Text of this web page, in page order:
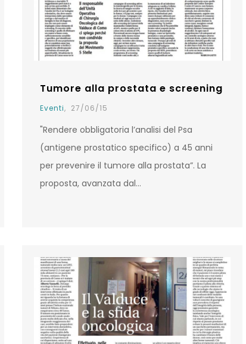
Tumore alla prostata e screening
Eventi, 27/06/15
"Rendere obbligatoria l’analisi del Psa
(antigene prostatico specifico) a 45 anni
per prevenire il tumore alla prostata”. La
proposta, avanzata dal…